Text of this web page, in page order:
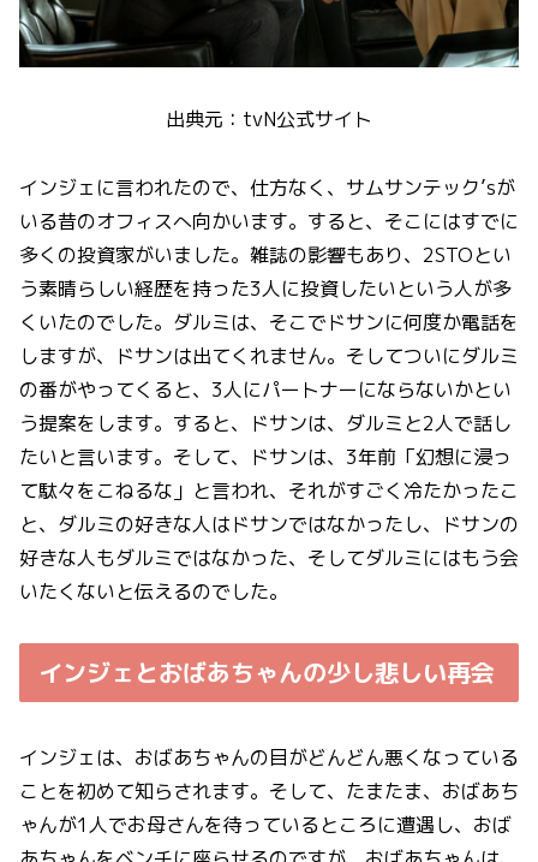
出典元：tvN公式サイト
インジェに言われたので、仕方なく、サムサンテック’sが
いる昔のオフィスへ向かいます。すると、そこにはすでに
多くの投資家がいました。雑誌の影響もあり、2STOとい
う素晴らしい経歴を持った3人に投資したいという人が多
くいたのでした。ダルミは、そこでドサンに何度か電話を
しますが、ドサンは出てくれません。そしてついにダルミ
の番がやってくると、3人にパートナーにならないかとい
う提案をします。すると、ドサンは、ダルミと2人で話し
たいと言います。そして、ドサンは、3年前「幻想に浸っ
て駄々をこねるな」と言われ、それがすごく冷たかったこ
と、ダルミの好きな人はドサンではなかったし、ドサンの
好きな人もダルミではなかった、そしてダルミにはもう会
いたくないと伝えるのでした。
インジェとおばあちゃんの少し悲しい再会
インジェは、おばあちゃんの目がどんどん悪くなっている
ことを初めて知らされます。そして、たまたま、おばあち
ゃんが1人でお母さんを待っているところに遭遇し、おば